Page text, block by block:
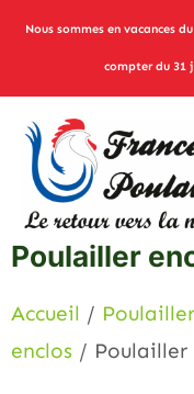
Nous sommes en vacances
compter du 31
Poulailler
Accueil /
enclos / Poulailler